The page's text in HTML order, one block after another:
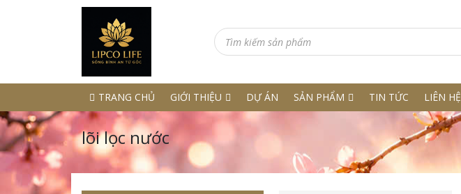
TRANG CHỦ GIỚI THIỆU DỰ ÁN SẢN PHẨM TIN TỨC LIÊN HỆ
lõi lọc nước